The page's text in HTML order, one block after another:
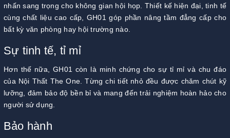
nhấn sang trọng cho không gian hội họp. Thiết kế hiện đại, tinh tế
cùng chất liệu cao cấp, GH01 góp phần nâng tầm đẳng cấp cho
bất kỳ văn phòng hay hội trường nào.
Sự tinh tế, tỉ mỉ
Hơn thế nữa, GH01 còn là minh chứng cho sự tỉ mỉ và chu đáo
của Nội Thất The One. Từng chi tiết nhỏ đều được chăm chút kỹ
lưỡng, đảm bảo độ bền bỉ và mang đến trải nghiệm hoàn hảo cho
người sử dụng.
Bảo hành